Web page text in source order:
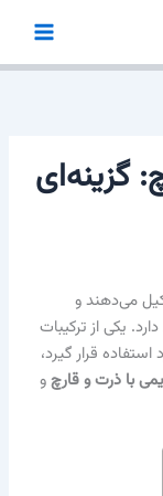
گزینه‌ای
می‌دهند و
یکی از ترکیبات
قرار گیرد،
با ذرت و قارچو